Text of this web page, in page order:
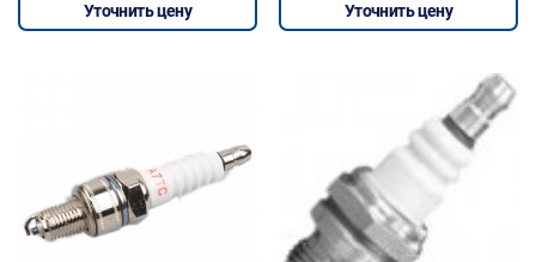
Уточнить цену Уточнить цену